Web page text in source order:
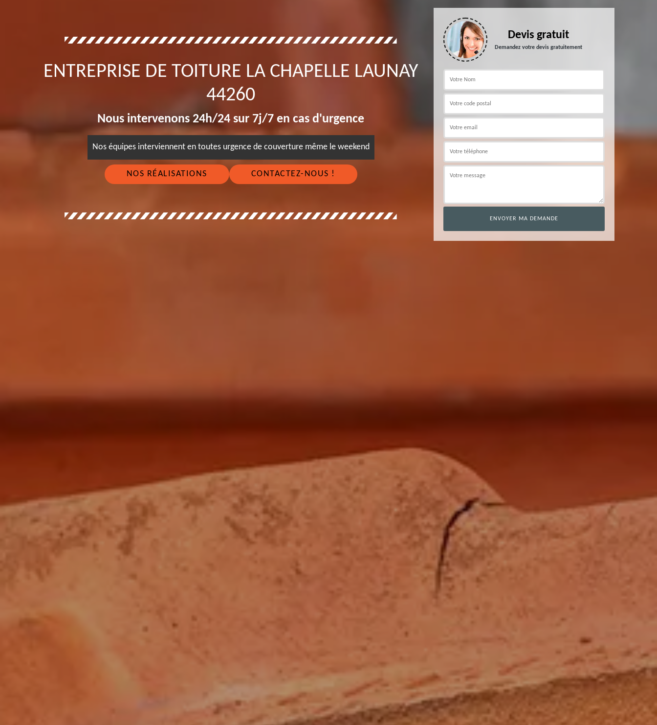
ENTREPRISE DE TOITURE LA CHAPELLE LAUNAY
44260
Nous intervenons 24h/24 sur 7j/7 en cas d'urgence
Nos équipes interviennent en toutes urgence de couverture même le weekend
NOS RÉALISATIONS CONTACTEZ-NOUS !
Devis gratuit
Demandez votre devis gratuitement